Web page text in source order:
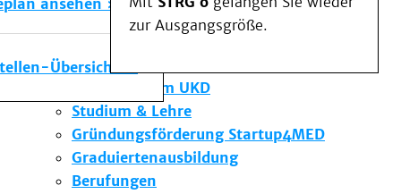
Übersicht
zur Ausgangsgröße.
Forschung & Lehre
Die Institute des UKD
Forschung am UKD
Studium & Lehre
Gründungsförderung Startup4MED
Graduiertenausbildung
Berufungen